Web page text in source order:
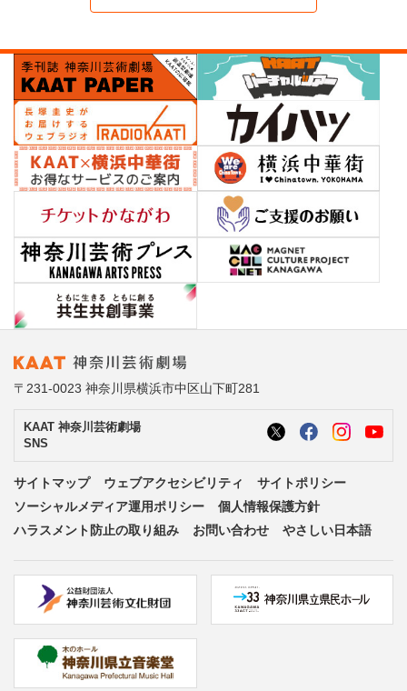
〒231-0023 神奈川県横浜市中区山下町281
KAAT 神奈川芸術劇場
SNS
サイトマップ ウェブアクセシビリティ
サイトポリシー
ソーシャルメディア運用ポリシー
個人情報保護方針
ハラスメント防止の取り組み
お問い合わせ やさしい日本語